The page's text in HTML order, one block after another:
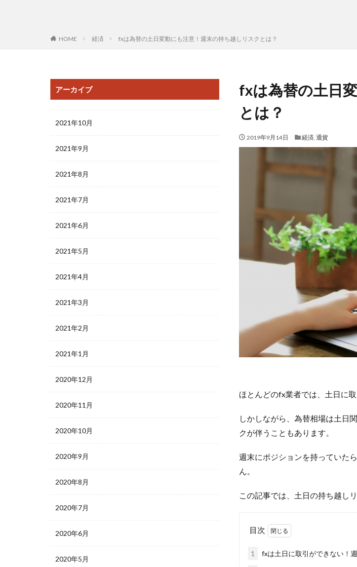
HOME 経済 fxは為替の土日変動にも注意！週末の持ち越しリスクとは？
fxは為替の土日
とは？
2019年9月14日 経済, 通貨
ほとんどのfx業者では、土日に
しかしながら、為替相場は土日
クが伴うこともあります。
週末にポジションを持っていた
ん。
この記事では、土日の持ち越し
目次
1 fxは土日に取引ができない！
アーカイブ
2021年10月
2021年9月
2021年8月
2021年7月
2021年6月
2021年5月
2021年4月
2021年3月
2021年2月
2021年1月
2020年12月
2020年11月
2020年10月
2020年9月
2020年8月
2020年7月
2020年6月
2020年5月